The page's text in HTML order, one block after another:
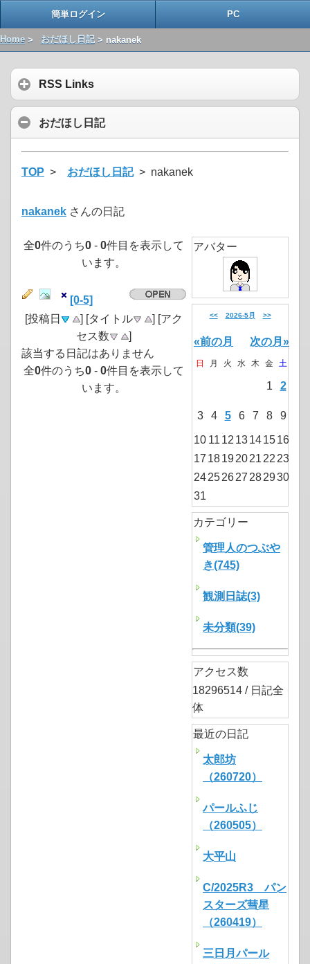
簡単ログイン PC
Home > おだほし日記> nakanek
RSS Links
おだほし日記
TOP > おだほし日記> nakanek
nakanek さんの日記
全0件のうち0 - 0件目を表示して
います。
[0-5]
[投稿日
] [タイトル
] [アク
セス数
]
該当する日記はありません
全0件のうち0 - 0件目を表示して
います。
アバター
<< 2026-5月 >>
«前の月 次の月»
日 月 火 水 木 金 土
1 2
3 4 5 6 7 8 9
10 11 12 13141516
17 18192021 22 23
24252627 282930
31
カテゴリー
管理人のつぶや
き(745)
観測日誌(3)
未分類(39)
アクセス数
18296514 / 日記全
体
最近の日記
太郎坊
（260720）
パールふじ
（260505）
大平山
C/2025R3 パン
スターズ彗星
（260419）
三日月パール